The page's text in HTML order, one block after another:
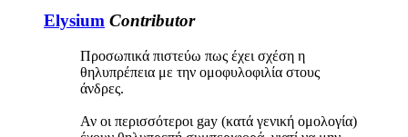
Elysium Contributor
Προσωπικά πιστεύω πως έχει σχέση η
θηλυπρέπεια με την ομοφυλοφιλία στους
άνδρες.
Αν οι περισσότεροι gay (κατά γενική ομολογία)